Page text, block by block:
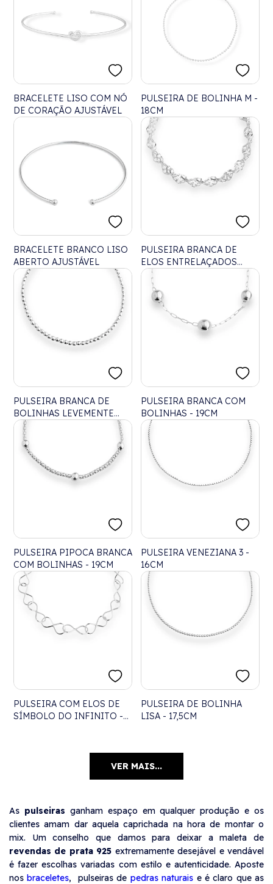
BRACELETE LISO COM NÓ
DE CORAÇÃO AJUSTÁVEL
PULSEIRA DE BOLINHA M -
18CM
BRACELETE BRANCO LISO
ABERTO AJUSTÁVEL
PULSEIRA BRANCA DE
ELOS ENTRELAÇADOS
TORCIDO - 19CM
PULSEIRA BRANCA DE
BOLINHAS LEVEMENTE
ACHATADAS - 19CM
PULSEIRA BRANCA COM
BOLINHAS - 19CM
PULSEIRA PIPOCA BRANCA
COM BOLINHAS - 19CM
PULSEIRA VENEZIANA 3 -
16CM
PULSEIRA COM ELOS DE
SÍMBOLO DO INFINITO -
PULSEIRA DE BOLINHA
LISA - 17,5CM
VER MAIS...
As pulseiras ganham espaço em qualquer produção e os
clientes amam dar aquela caprichada na hora de montar o
mix. Um conselho que damos para deixar a maleta de
revendas de prata 925 extremamente desejável e vendável
é fazer escolhas variadas com estilo e autenticidade. Aposte
nos braceletes, pulseiras de pedras naturais e é claro que as